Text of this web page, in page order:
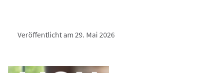
Veröffentlicht am 29. Mai 2026